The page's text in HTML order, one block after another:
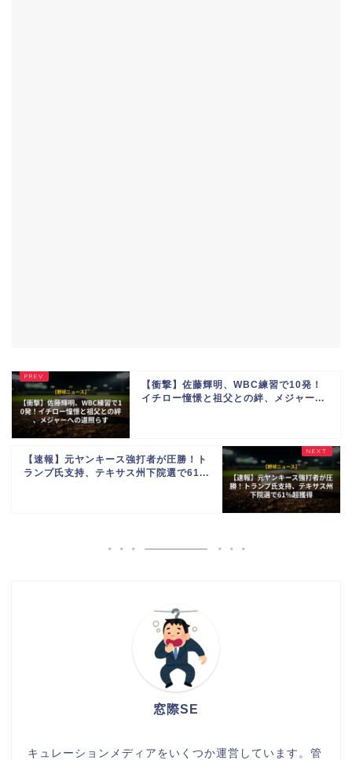
【衝撃】佐藤輝明、WBC練習で10発！
イチロー憧憬と祖父との絆、メジャー...
【速報】元ヤンキース強打者が圧勝！ト
ランプ氏支持、テキサス州下院選で61...
窓際SE
キュレーションメディアをいくつか運営しています。管